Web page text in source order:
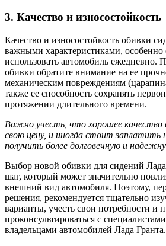
3. Качество и износостойкость
Качество и износостойкость обивки
важными характеристиками, особенно
использовать автомобиль ежедневно.
обивки обратите внимание на ее
механическим повреждениям
также ее способность сохранять
протяжении длительного времени.
Важно учесть, что хорошее качество
свою цену, и иногда стоит заплатить
получить более долговечную и
Выбор новой обивки для сидений
шаг, который может значительно
внешний вид автомобиля. Поэтому,
решения, рекомендуется тщательно
варианты, учесть свои потребности и
проконсультироваться с
владельцами автомобилей Лада Гранта.